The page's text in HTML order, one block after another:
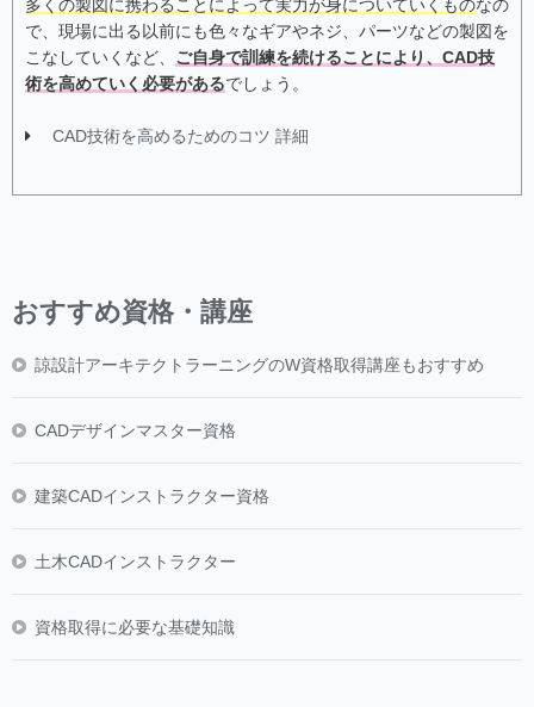
多くの製図に携わることによって実力が身についていくものなの
で、現場に出る以前にも色々なギアやネジ、パーツなどの製図を
こなしていくなど、 ご自身で訓練を続けることにより、CAD技
術を高めていく必要があるでしょう。
CAD技術を高めるためのコツ 詳細
おすすめ資格・講座
諒設計アーキテクトラーニングのW資格取得講座もおすすめ
CADデザインマスター資格
建築CADインストラクター資格
土木CADインストラクター
資格取得に必要な基礎知識